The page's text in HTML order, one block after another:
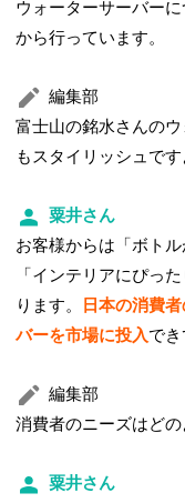
ウォーターサーバー
から行っています。
編集部
富士山の銘水さんの
もスタイリッシュです
粟井さん
お客様からは「ボト
「インテリアにぴっ
ります。
日本の消費
バーを市場に投入でき
編集部
消費者のニーズはど
粟井さん